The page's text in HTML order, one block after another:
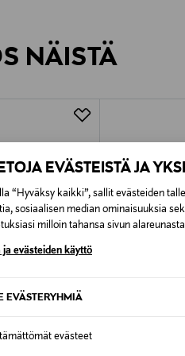
EVÄSTEISTÄ JA
“Hyväksy kaikki”, sallit evästeiden
sosiaalisen median ominaisuuksia
milloin tahansa sivun
ja evästeiden käyttö
EVÄSTERYHMIÄ
evästeet
NÄISTÄ